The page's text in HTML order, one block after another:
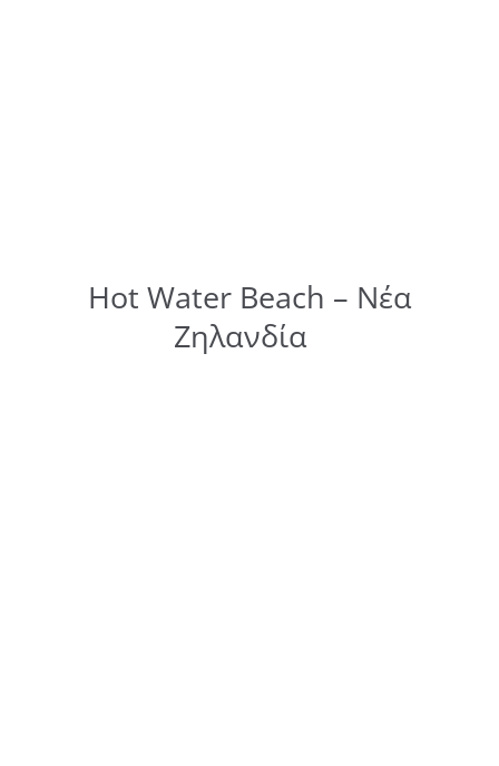
Hot Water Beach – Νέα
Ζηλανδία